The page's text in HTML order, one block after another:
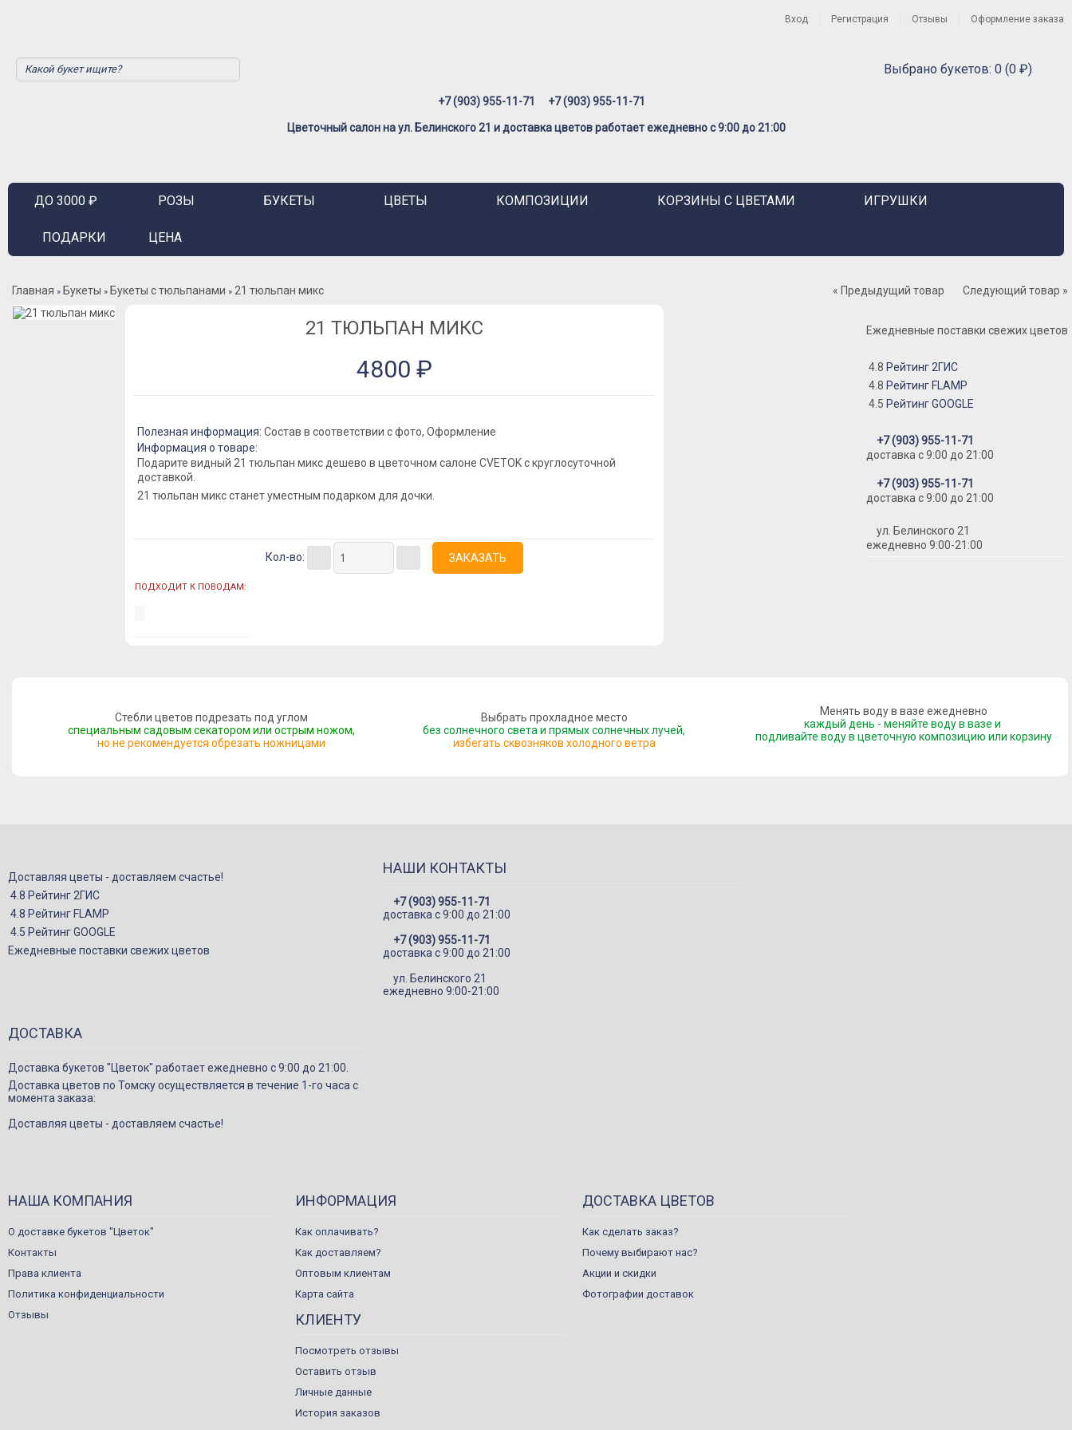
Вход Регистрация Отзывы Оформление заказа
Выбрано букетов: 0 (0 ₽)
+7 (903) 955-11-71 +7 (903) 955-11-71
Цветочный салон на ул. Белинского 21 и доставка цветов работает ежедневно с 9:00 до 21:00
ДО 3000 ₽ РОЗЫ БУКЕТЫ ЦВЕТЫ КОМПОЗИЦИИ КОРЗИНЫ С ЦВЕТАМИ ИГРУШКИ
ПОДАРКИ ЦЕНА
Главная » Букеты » Букеты с тюльпанами » 21 тюльпан микс « Предыдущий товар Следующий товар »
21 ТЮЛЬПАН МИКС
4800 ₽
Полезная информация: Состав в соответствии с фото, Оформление
Информация о товаре:
Подарите видный 21 тюльпан микс дешево в цветочном салоне CVETOK с круглосуточной
доставкой.
21 тюльпан микс станет уместным подарком для дочки.
Кол-во:
ПОДХОДИТ К ПОВОДАМ:
Ежедневные поставки свежих цветов
4.8 Рейтинг 2ГИС
4.8 Рейтинг FLAMP
4.5 Рейтинг GOOGLE
+7 (903) 955-11-71
доставка c 9:00 до 21:00
+7 (903) 955-11-71
доставка c 9:00 до 21:00
ул. Белинского 21
ежедневно 9:00-21:00
Стебли цветов подрезать под углом
специальным садовым секатором или острым ножом,
но не рекомендуется обрезать ножницами
Выбрать прохладное место
без солнечного света и прямых солнечных лучей,
избегать сквозняков холодного ветра
Менять воду в вазе ежедневно
каждый день - меняйте воду в вазе и
подливайте водув цветочную композицию или корзину
Доставляя цветы - доставляем счастье!
4.8 Рейтинг 2ГИС
4.8 Рейтинг FLAMP
4.5 Рейтинг GOOGLE
Ежедневные поставки свежих цветов
НАШИ КОНТАКТЫ
+7 (903) 955-11-71
доставка c 9:00 до 21:00
+7 (903) 955-11-71
доставка c 9:00 до 21:00
ул. Белинского 21
ежедневно 9:00-21:00
ДОСТАВКА
Доставка букетов "Цветок" работает ежедневно с 9:00 до 21:00.
Доставка цветов по Томску осуществляется в течение 1-го часа с
момента заказа:
Доставляя цветы - доставляем счастье!
НАША КОМПАНИЯ
О доставке букетов "Цветок"
Контакты
Права клиента
Политика конфиденциальности
Отзывы
ИНФОРМАЦИЯ
Как оплачивать?
Как доставляем?
Оптовым клиентам
Карта сайта
ДОСТАВКА ЦВЕТОВ
Как сделать заказ?
Почему выбирают нас?
Акции и скидки
Фотографии доставок
КЛИЕНТУ
Посмотреть отзывы
Оставить отзыв
Личные данные
История заказов